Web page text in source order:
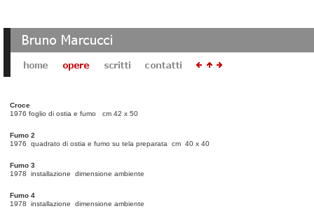
Croce
1976 foglio di ostia e fumo cm 42 x 50
Fumo 2
1976 quadrato di ostia e fumo su tela preparata cm 40 x 40
Fumo 3
1978 installazione dimensione ambiente
Fumo 4
1978 installazione dimensione ambiente